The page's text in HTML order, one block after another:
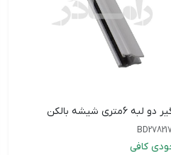
لبه 6متری شیشه بالکن
کافی